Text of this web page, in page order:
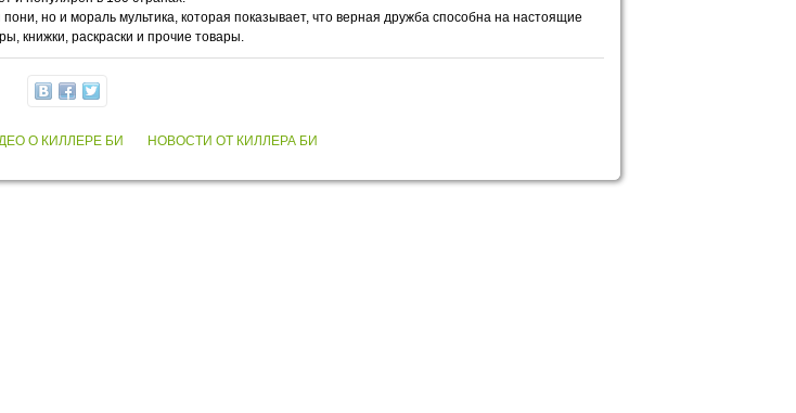
но и мораль мультика, которая показывает, что верная дружба способна на настоящие
книжки, раскраски и прочие товары.
О КИЛЛЕРЕ БИ НОВОСТИ ОТ КИЛЛЕРА БИ